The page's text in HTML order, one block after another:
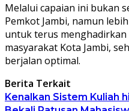
Melalui capaian ini bukan
Pemkot Jambi, namun
untuk terus menghadirkan
masyarakat Kota Jambi,
berjalan optimal.
Berita Terkait
Kenalkan Sistem Kuliah